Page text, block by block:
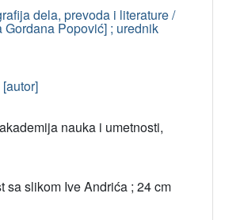
dela, prevoda i literature /
Popović] ; urednik
nauka i umetnosti,
sa slikom Ive Andrića ; 24 cm